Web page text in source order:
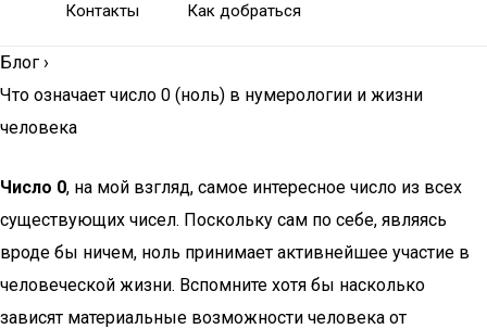
Контакты Как добраться
Блог ›
Что означает число 0 (ноль) в нумерологии и жизни
человека
Число 0, на мой взгляд, самое интересное число из всех
существующих чисел. Поскольку сам по себе, являясь
вроде бы ничем, ноль принимает активнейшее участие в
человеческой жизни. Вспомните хотя бы насколько
зависят материальные возможности человека от